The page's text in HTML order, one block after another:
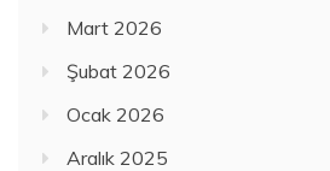
Mart 2026
Şubat 2026
Ocak 2026
Aralık 2025